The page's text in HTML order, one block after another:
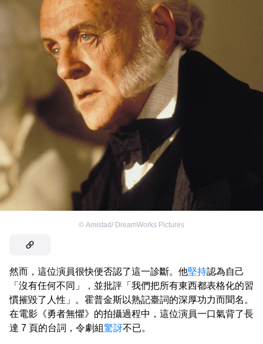
© Amistad/ DreamWorks Pictures
然而，這位演員很快便否認了這一診斷。他堅持認為自己
「沒有任何不同」，並批評「我們把所有東西都表格化的習
慣摧毀了人性」。霍普金斯以熟記臺詞的深厚功力而聞名。
在電影《勇者無懼》的拍攝過程中，這位演員一口氣背了長
達 7 頁的台詞，令劇組驚訝不已。